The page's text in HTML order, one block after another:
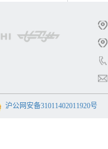
沪公网安备31011402011920号